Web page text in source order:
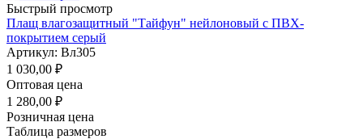
Быстрый просмотр
Плащ влагозащитный "Тайфун" нейлоновый с ПВХ-
покрытием серый
Артикул: Вл305
1 030,00 ₽
Оптовая цена
1 280,00 ₽
Розничная цена
Таблица размеров